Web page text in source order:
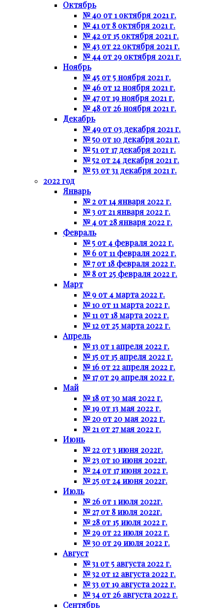
Октябрь
№ 40 от 1 октября 2021 г.
№ 41 от 8 октября 2021 г.
№ 42 от 15 октября 2021 г.
№ 43 от 22 октября 2021 г.
№ 44 от 29 октября 2021 г.
Ноябрь
№ 45 от 5 ноября 2021 г.
№ 46 от 12 ноября 2021 г.
№ 47 от 19 ноября 2021 г.
№ 48 от 26 ноября 2021 г.
Декабрь
№ 49 от 03 декабря 2021 г.
№ 50 от 10 декабря 2021 г.
№ 51 от 17 декабря 2021 г.
№ 52 от 24 декабря 2021 г.
№ 53 от 31 декабря 2021 г.
2022 год
Январь
№ 2 от 14 января 2022 г.
№ 3 от 21 января 2022 г.
№ 4 от 28 января 2022 г.
Февраль
№ 5 от 4 февраля 2022 г.
№ 6 от 11 февраля 2022 г.
№ 7 от 18 февраля 2022 г.
№ 8 от 25 февраля 2022 г.
Март
№ 9 от 4 марта 2022 г.
№ 10 от 11 марта 2022 г.
№ 11 от 18 марта 2022 г.
№ 12 от 25 марта 2022 г.
Апрель
№ 13 от 1 апреля 2022 г.
№ 15 от 15 апреля 2022 г.
№ 16 от 22 апреля 2022 г.
№ 17 от 29 апреля 2022 г.
Май
№ 18 от 30 мая 2022 г.
№ 19 от 13 мая 2022 г.
№ 20 от 20 мая 2022 г.
№ 21 от 27 мая 2022 г.
Июнь
№ 22 от 3 июня 2022г.
№ 23 от 10 июня 2022г.
№ 24 от 17 июня 2022 г.
№ 25 от 24 июня 2022г.
Июль
№ 26 от 1 июля 2022г.
№ 27 от 8 июля 2022г.
№ 28 от 15 июля 2022 г.
№ 29 от 22 июля 2022 г.
№ 30 от 29 июля 2022 г.
Август
№ 31 от 5 августа 2022 г.
№ 32 от 12 августа 2022 г.
№ 33 от 19 августа 2022 г.
№ 34 от 26 августа 2022 г.
Сентябрь